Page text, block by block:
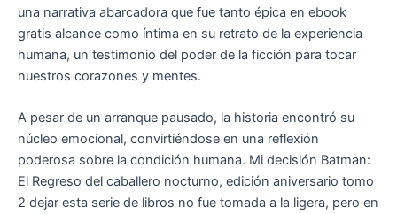
una narrativa abarcadora que fue tanto épica en ebook
gratis alcance como íntima en su retrato de la experiencia
humana, un testimonio del poder de la ficción para tocar
nuestros corazones y mentes.
A pesar de un arranque pausado, la historia encontró su
núcleo emocional, convirtiéndose en una reflexión
poderosa sobre la condición humana. Mi decisión Batman:
El Regreso del caballero nocturno, edición aniversario tomo
2 dejar esta serie de libros no fue tomada a la ligera, pero en